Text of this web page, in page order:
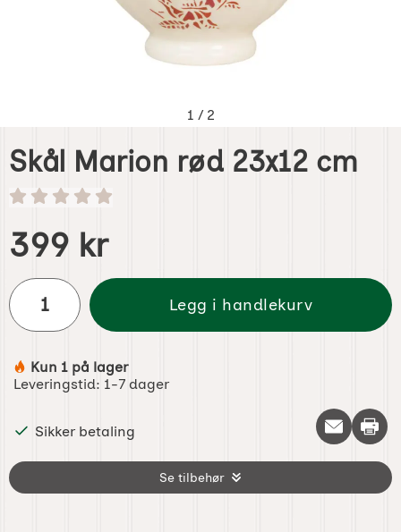
1 / 2
Skål Marion rød 23x12 cm
Handle dette produktet, Skål Marion rød 23x12 cm
pris
399 kr
antall
Legg i handlekurv
Produkttilgjengelighet:
Kun 1 på lager
Leveringstid: 1-7 dager
Sikker betaling Skriv
Se tilbehør